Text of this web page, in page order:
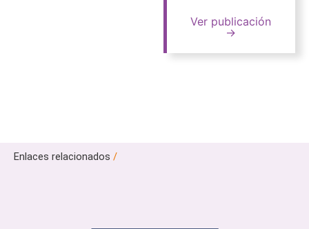
Ver publicación
→
Enlaces relacionados /